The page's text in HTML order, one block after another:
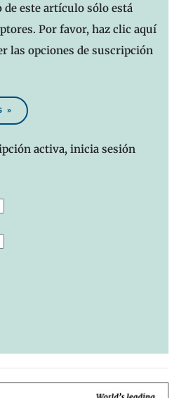
este artículo sólo está
Por favor, haz clic aquí
las opciones de suscripción
»
activa, inicia sesión